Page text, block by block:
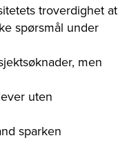
troverdighet at
spørsmål under
men
uten
sparken